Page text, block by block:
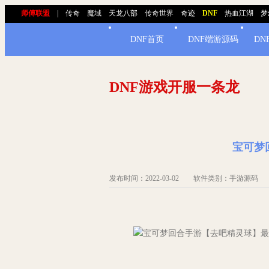
师傅联盟 传奇 魔域 天龙八部 传奇世界 奇迹 DNF 热血江湖
DNF首页 DNF端游源码
DNF游戏开服一条龙
宝可梦
发布时间：2022-03-02 软件类别：手游源
宝可梦回合手游【去吧精灵球】